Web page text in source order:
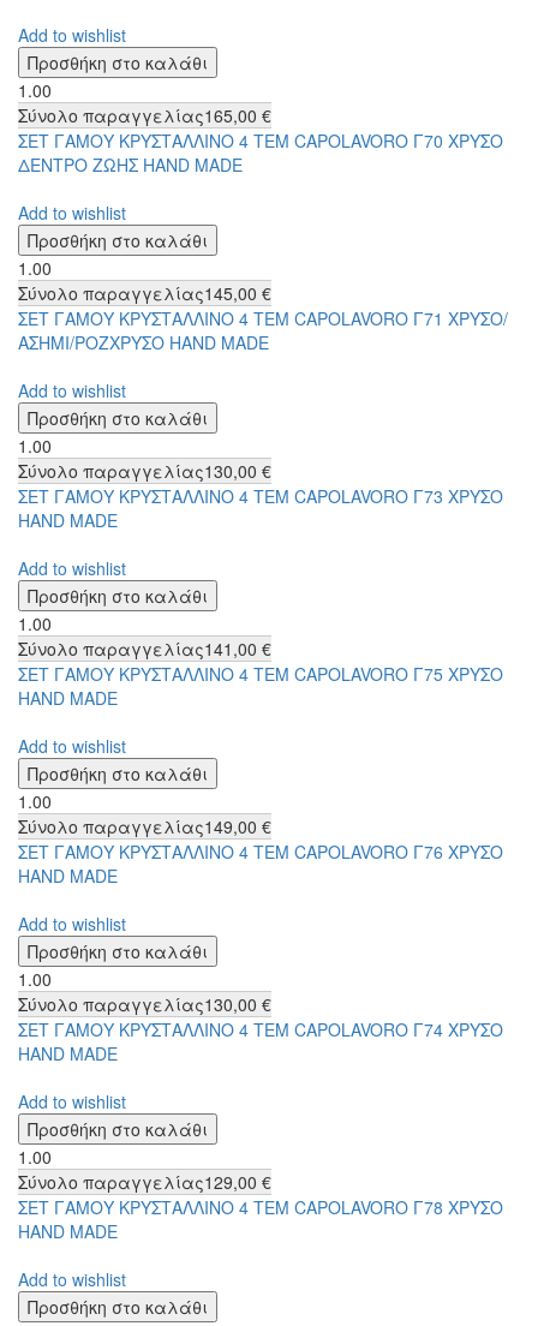
Add to wishlist
1.00
Σύνολο παραγγελίας165,00 €
ΣΕΤ ΓΑΜΟΥ ΚΡΥΣΤΑΛΛΙΝΟ 4 ΤΕΜ CAPOLAVORO Γ70 ΧΡΥΣΟ
ΔΕΝΤΡΟ ΖΩΗΣ HAND MADE
Add to wishlist
1.00
Σύνολο παραγγελίας145,00 €
ΣΕΤ ΓΑΜΟΥ ΚΡΥΣΤΑΛΛΙΝΟ 4 ΤΕΜ CAPOLAVORO Γ71 ΧΡΥΣΟ/
ΑΣΗΜΙ/ΡΟΖΧΡΥΣΟ HAND MADE
Add to wishlist
1.00
Σύνολο παραγγελίας130,00 €
ΣΕΤ ΓΑΜΟΥ ΚΡΥΣΤΑΛΛΙΝΟ 4 ΤΕΜ CAPOLAVORO Γ73 ΧΡΥΣΟ
HAND MADE
Add to wishlist
1.00
Σύνολο παραγγελίας141,00 €
ΣΕΤ ΓΑΜΟΥ ΚΡΥΣΤΑΛΛΙΝΟ 4 ΤΕΜ CAPOLAVORO Γ75 ΧΡΥΣΟ
HAND MADE
Add to wishlist
1.00
Σύνολο παραγγελίας149,00 €
ΣΕΤ ΓΑΜΟΥ ΚΡΥΣΤΑΛΛΙΝΟ 4 ΤΕΜ CAPOLAVORO Γ76 ΧΡΥΣΟ
HAND MADE
Add to wishlist
1.00
Σύνολο παραγγελίας130,00 €
ΣΕΤ ΓΑΜΟΥ ΚΡΥΣΤΑΛΛΙΝΟ 4 ΤΕΜ CAPOLAVORO Γ74 ΧΡΥΣΟ
HAND MADE
Add to wishlist
1.00
Σύνολο παραγγελίας129,00 €
ΣΕΤ ΓΑΜΟΥ ΚΡΥΣΤΑΛΛΙΝΟ 4 ΤΕΜ CAPOLAVORO Γ78 ΧΡΥΣΟ
HAND MADE
Add to wishlist